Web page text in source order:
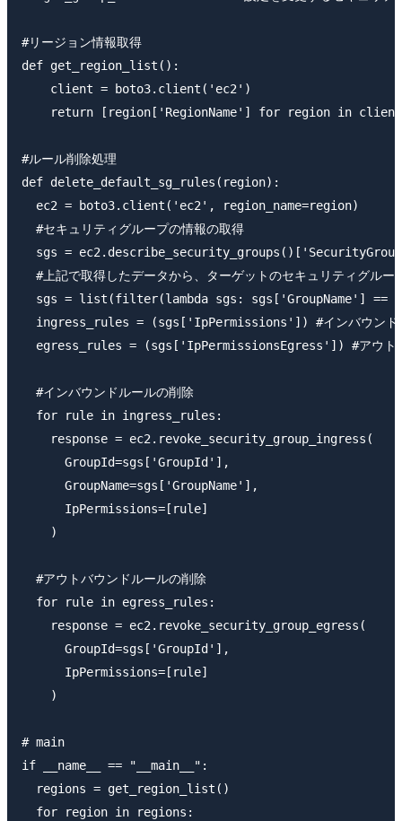
#リージョン情報取得
def get_region_list():
    client = boto3.client('ec2')
return [region['RegionName'] for region in
#ルール削除処理
def delete_default_sg_rules(region):
  ec2 = boto3.client('ec2', region_name=region)
  #セキュリティグループの情報の取得
sgs =
#上記で取得したデータから、ターゲットのセキュリティグルー
sgs = list(filter(lambda sgs: sgs['GroupName'] ==
ingress_rules = (sgs['IpPermissions']) #インバウンド
egress_rules = (sgs['IpPermissionsEgress']) #アウト
  #インバウンドルールの削除
  for rule in ingress_rules:
    response = ec2.revoke_security_group_ingress(
      GroupId=sgs['GroupId'],
      GroupName=sgs['GroupName'],
      IpPermissions=[rule]
    )
  #アウトバウンドルールの削除
  for rule in egress_rules:
    response = ec2.revoke_security_group_egress(
      GroupId=sgs['GroupId'],
      IpPermissions=[rule]
    )
# main
if __name__ == "__main__":
  regions = get_region_list()
  for region in regions: